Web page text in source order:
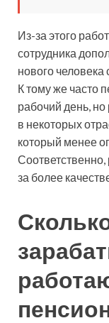
Из-за этого
сотрудника
нового
К тому же часто
рабочий день, но
в некоторых
который менее
за более